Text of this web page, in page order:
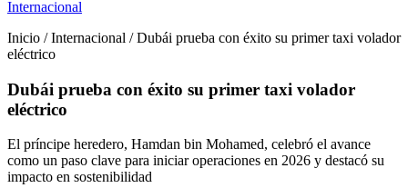
Internacional
Inicio / Internacional / Dubái prueba con éxito su primer taxi volador
eléctrico
Dubái prueba con éxito su primer taxi volador
eléctrico
El príncipe heredero, Hamdan bin Mohamed, celebró el avance
como un paso clave para iniciar operaciones en 2026 y destacó su
impacto en sostenibilidad